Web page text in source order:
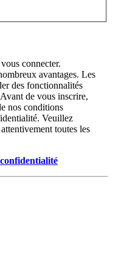
connecter.
avantages. Les
des fonctionnalités
de vous inscrire,
nos conditions
Veuillez
toutes les